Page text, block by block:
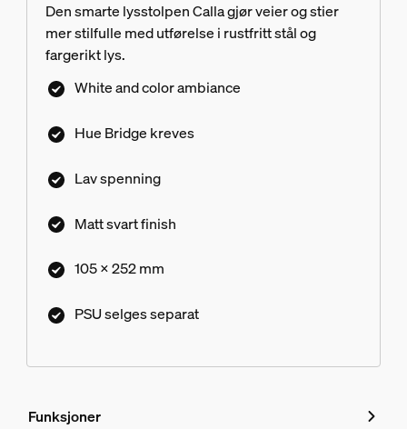
Den smarte lysstolpen Calla gjør veier og stier
mer stilfulle med utførelse i rustfritt stål og
fargerikt lys.
White and color ambiance
Hue Bridge kreves
Lav spenning
Matt svart finish
105 x 252 mm
PSU selges separat
Funksjoner